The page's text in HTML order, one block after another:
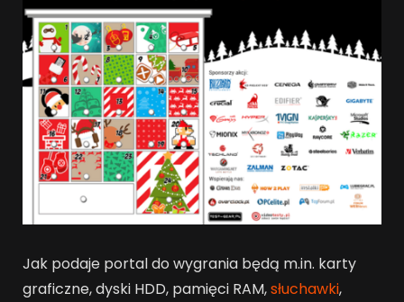
Jak podaje portal do wygrania będą m.in. karty
graficzne, dyski HDD, pamięci RAM,słuchawki,